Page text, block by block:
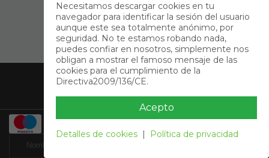
1
Siguiente Último
Acerca de Nosotros
Información
Contacto
Necesitamos descargar cookies en tu
navegador para identificar la sesión del usuario
aunque este sea totalmente anónimo, por
seguridad. No te estamos robando nada,
puedes confiar en nosotros, simplemente nos
obligan a mostrar el famoso mensaje de las
cookies para el cumplimiento de la
Directiva2009/136/CE.
Acepto
Detalles de cookies | Política de privacidad